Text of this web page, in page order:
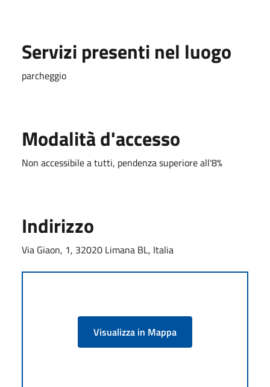
Servizi presenti nel luogo
parcheggio
Modalità d'accesso
Non accessibile a tutti, pendenza superiore all'8%
Indirizzo
Via Giaon, 1, 32020 Limana BL, Italia
Visualizza in Mappa